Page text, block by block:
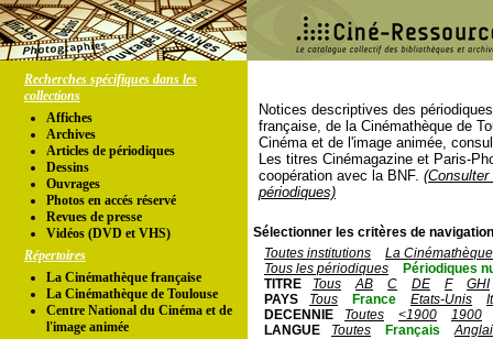
Recherches spécifiques dans les
collections
Affiches
Archives
Articles de périodiques
Dessins
Ouvrages
Photos en accés réservé
Revues de presse
Vidéos (DVD et VHS)
Répertoires
La Cinémathèque française
La Cinémathèque de Toulouse
Centre National du Cinéma et de
l'image animée
Notices descriptives des
française, de la Cinémathèque de
Cinéma et de l'image animée,
Les titres Cinémagazine et Paris-
coopération avec la BNF.
périodiques)
Sélectionner les critères de
Toutes institutions
La
Tous les périodiques
Périodiques
TITRE
Tous AB C DE F
GHI
PAYS
Tous France Etats-Unis
DECENNIE
Toutes <1900
1900
LANGUE
Toutes Français